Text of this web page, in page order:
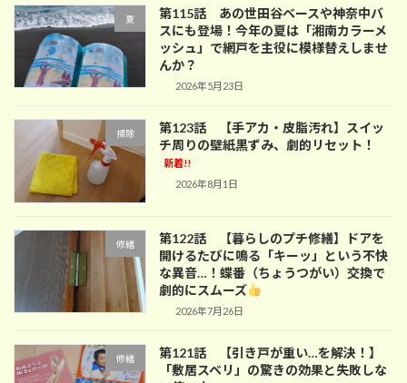
夏
第115話 あの世田谷ベースや神奈中バ
スにも登場！今年の夏は「湘南カラーメ
ッシュ」で網戸を主役に模様替えしませ
んか？
2026年5月23日
掃除
第123話 【手アカ・皮脂汚れ】スイッ
チ周りの壁紙黒ずみ、劇的リセット！
新着!!
2026年8月1日
修繕
第122話 【暮らしのプチ修繕】ドアを
開けるたびに鳴る「キーッ」という不快
な異音…！蝶番（ちょうつがい）交換で
劇的にスムーズ
2026年7月26日
修繕
第121話 【引き戸が重い…を解決！】
「敷居スベリ」の驚きの効果と失敗しな